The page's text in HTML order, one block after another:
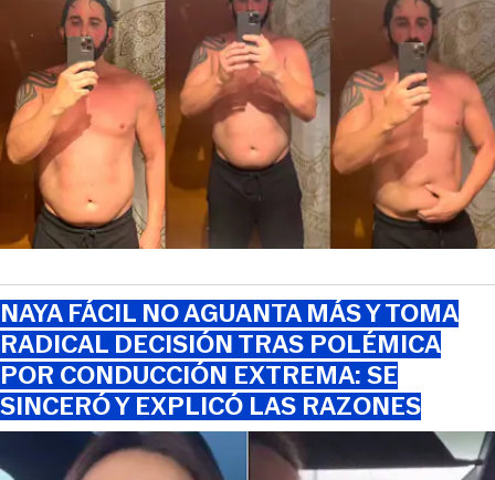
NAYA FÁCIL NO AGUANTA MÁS Y TOMA
RADICAL DECISIÓN TRAS POLÉMICA
POR CONDUCCIÓN EXTREMA: SE
SINCERÓ Y EXPLICÓ LAS RAZONES